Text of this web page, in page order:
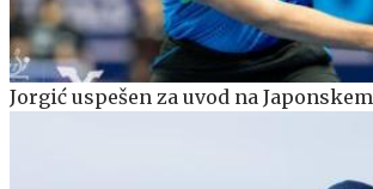
Jorgić uspešen za uvod na Japonskem